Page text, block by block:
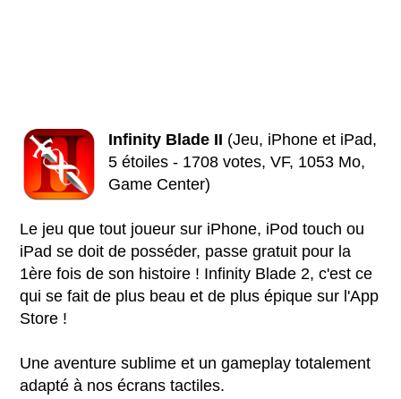
Infinity Blade II (Jeu, iPhone et iPad,
5 étoiles - 1708 votes, VF, 1053 Mo,
Game Center)
Le jeu que tout joueur sur iPhone, iPod touch ou
iPad se doit de posséder, passe gratuit pour la
1ère fois de son histoire ! Infinity Blade 2, c'est ce
qui se fait de plus beau et de plus épique sur l'App
Store !
Une aventure sublime et un gameplay totalement
adapté à nos écrans tactiles.